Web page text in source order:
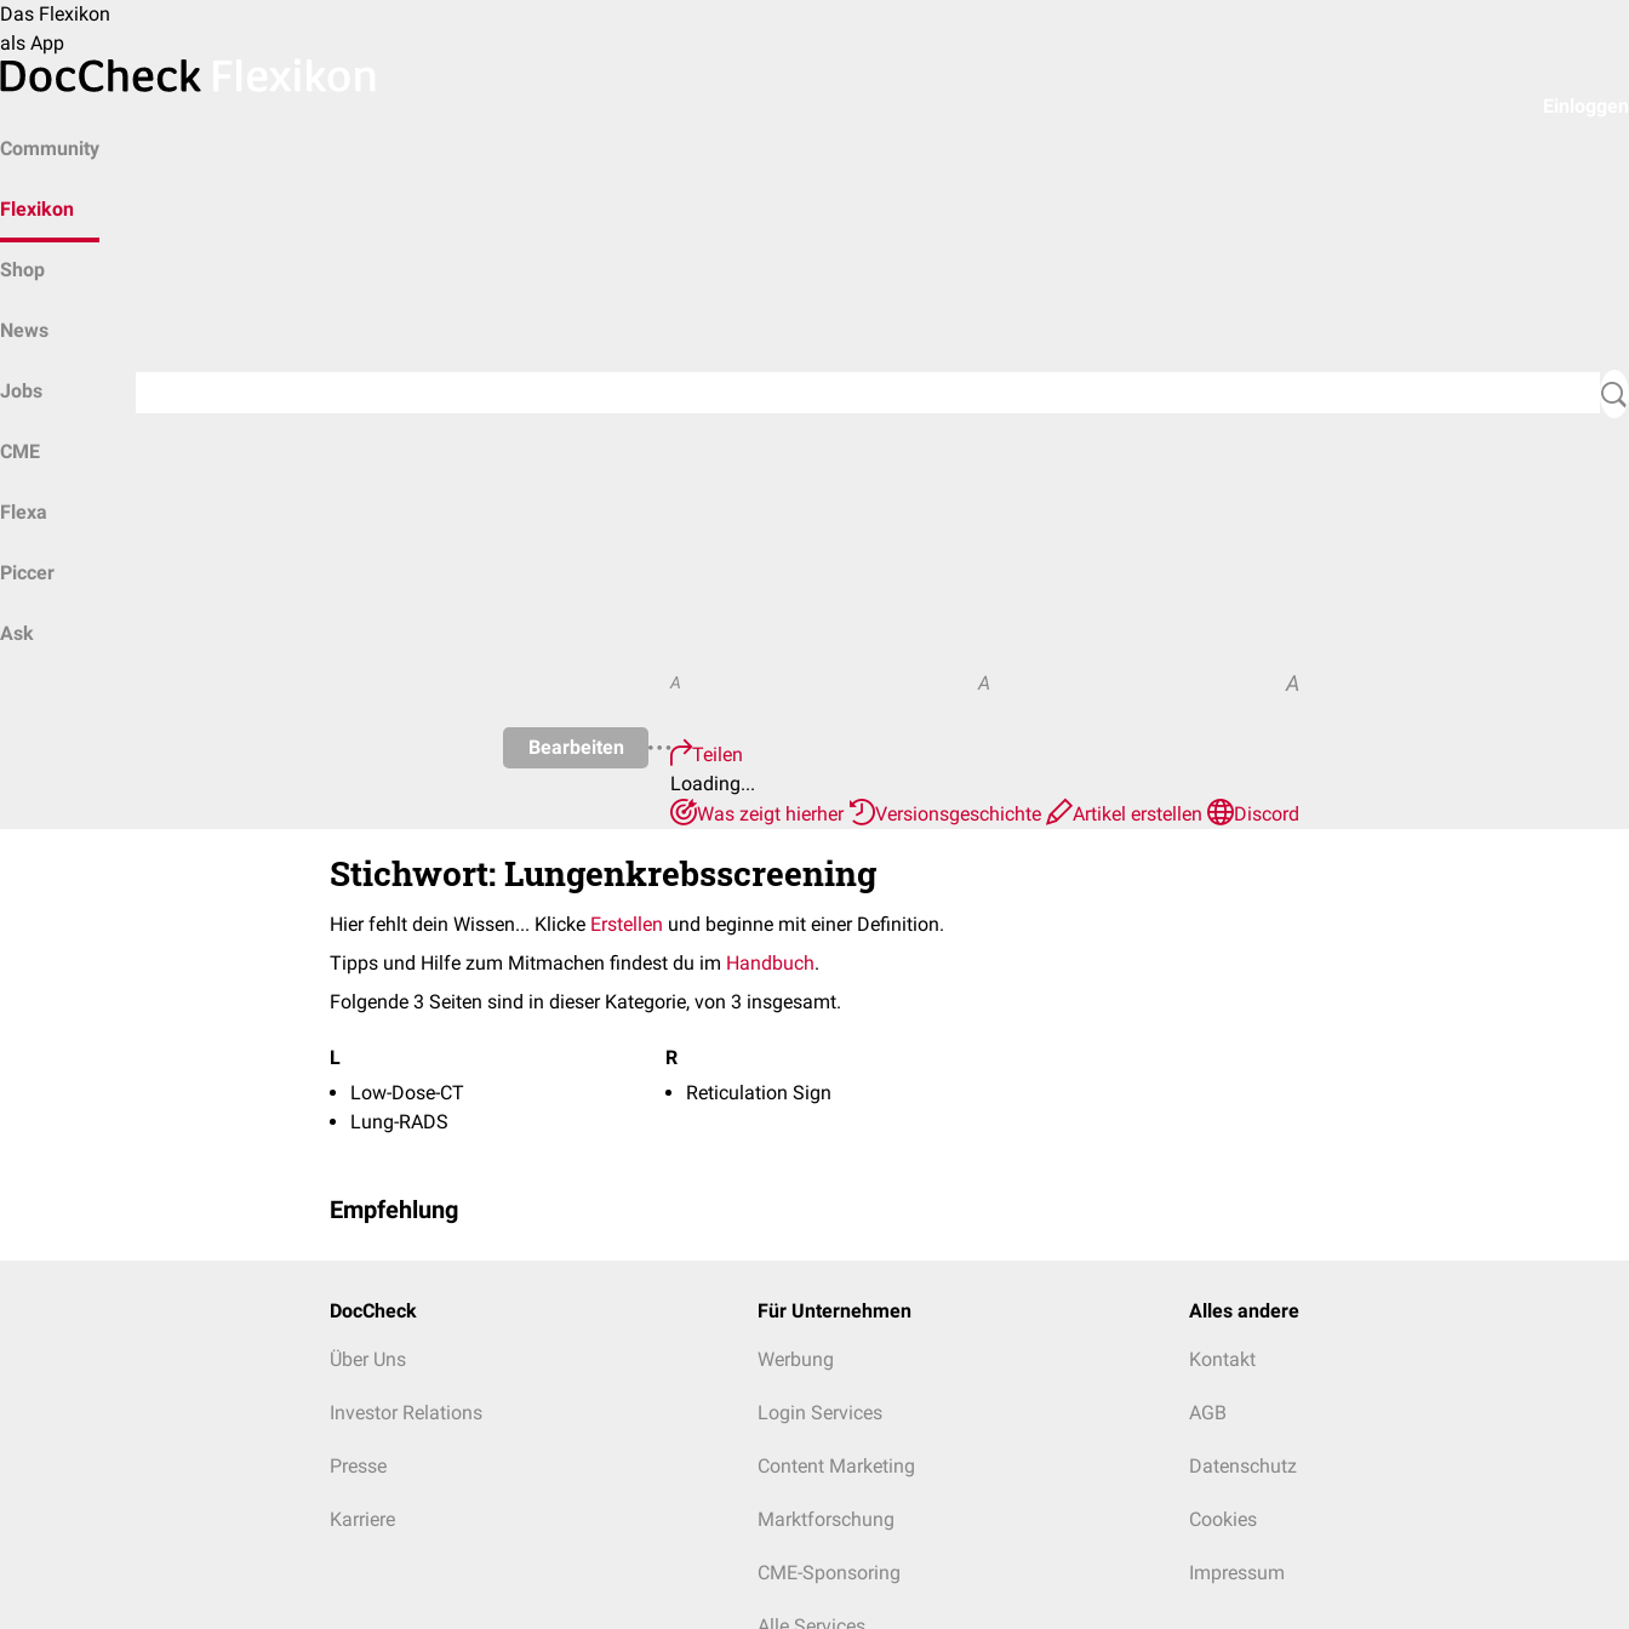
Das Flexikon
als App
Community
Flexikon
Shop
News
Jobs
CME
Flexa
Piccer
Ask
Bearbeiten
A A A
Teilen
Loading...
Was zeigt hierher
Versionsgeschichte Artikel erstellen Discord
Stichwort: Lungenkrebsscreening
Hier fehlt dein Wissen... Klicke Erstellen und beginne mit einer Definition.
Tipps und Hilfe zum Mitmachen findest du im Handbuch.
Folgende 3 Seiten sind in dieser Kategorie, von 3 insgesamt.
L
Low-Dose-CT
Lung-RADS
R
Reticulation Sign
Empfehlung
DocCheck
Über Uns
Investor Relations
Presse
Karriere
Für Unternehmen
Werbung
Login Services
Content Marketing
Marktforschung
CME-Sponsoring
Alles andere
Kontakt
AGB
Datenschutz
Cookies
Impressum